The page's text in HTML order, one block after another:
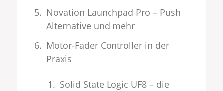
Novation Launchpad Pro – Push
Alternative und mehr
Motor-Fader Controller in der
Praxis
Solid State Logic UF8 – die